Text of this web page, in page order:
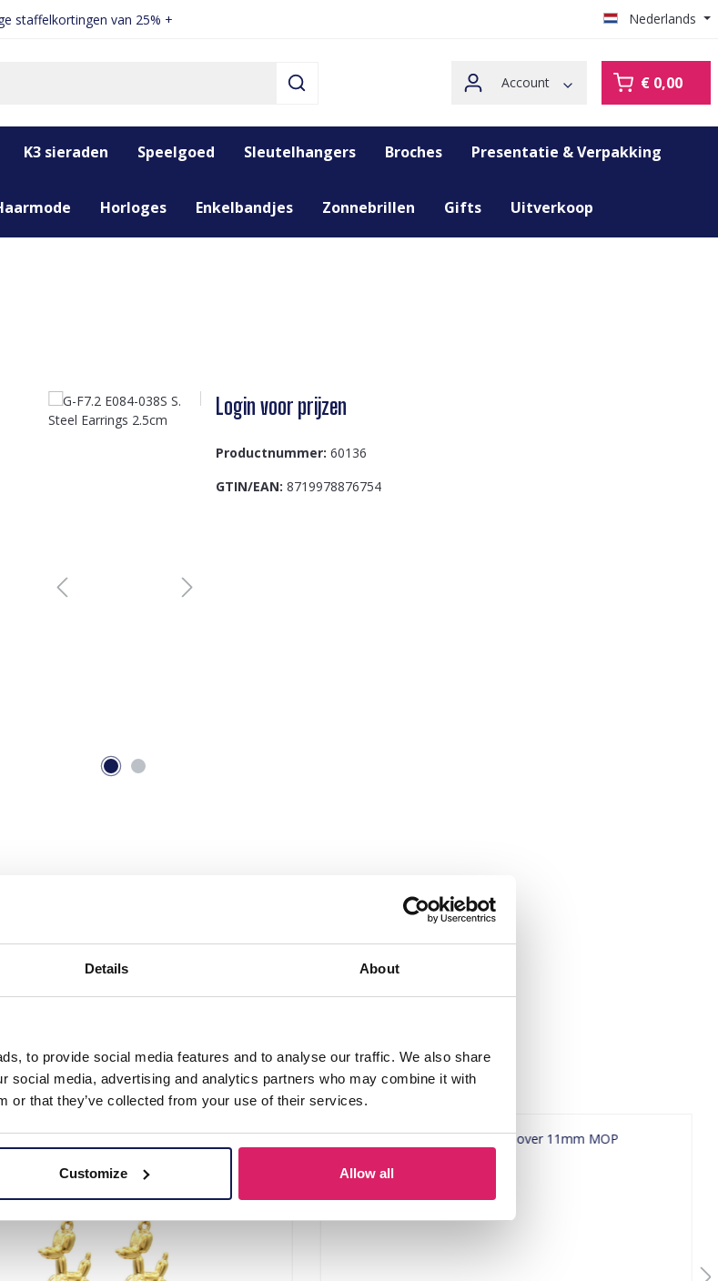
Details About
to provide social media features and to analyse our traffic. We also share
social media, advertising and analytics partners who may combine it with
or that they’ve collected from your use of their services.
Customize Allow all
staffelkortingen van 25% + Nederlands
Account € 0,00
K3 sieraden Speelgoed Sleutelhangers Broches Presentatie & Verpakking
Horloges Enkelbandjes Zonnebrillen Gifts Uitverkoop
Login voor prijzen
Productnummer: 60136
GTIN/EAN: 8719978876754